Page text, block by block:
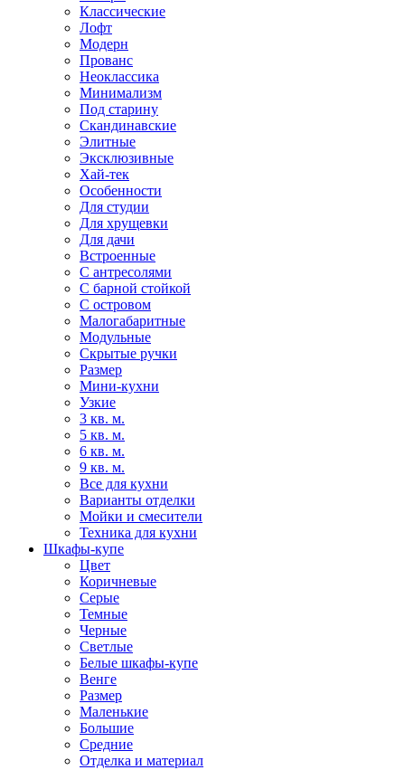
Классические
Лофт
Модерн
Прованс
Неоклассика
Минимализм
Под старину
Скандинавские
Элитные
Эксклюзивные
Хай-тек
Особенности
Для студии
Для хрущевки
Для дачи
Встроенные
С антресолями
С барной стойкой
С островом
Малогабаритные
Модульные
Скрытые ручки
Размер
Мини-кухни
Узкие
3 кв. м.
5 кв. м.
6 кв. м.
9 кв. м.
Все для кухни
Варианты отделки
Мойки и смесители
Техника для кухни
Шкафы-купе
Цвет
Коричневые
Серые
Темные
Черные
Светлые
Белые шкафы-купе
Венге
Размер
Маленькие
Большие
Средние
Отделка и материал